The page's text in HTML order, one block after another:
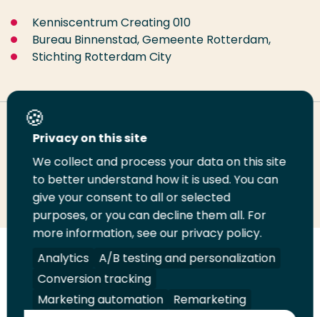
Kenniscentrum Creating 010
Bureau Binnenstad, Gemeente Rotterdam,
Stichting Rotterdam City
Deel deze pagina
Deel
LinkedIn
Deel
op
Twitter
Deel
op
Facebook
Email
deze
pagina
Print
deze
pagina
Volg
ons
op
LinkedIn
Volg
ons
op
Facebook
Volg
ons
op
YouTube
Volg
ons
op
Instagram
Juridisch Security A-Z Index
Contact
Privacy on this site
We collect and process your data on this site
to better understand how it is used. You can
give your consent to all or selected
purposes, or you can decline them all. For
more information, see our privacy policy.
Analytics
A/B testing and personalization
Conversion tracking
Marketing automation
Remarketing